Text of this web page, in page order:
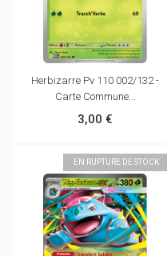
Herbizarre Pv 110 002/132 -
Carte Commune...
3,00 €
EN RUPTURE DE STOCK